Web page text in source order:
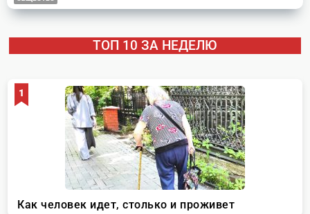
ТОП 10 ЗА НЕДЕЛЮ